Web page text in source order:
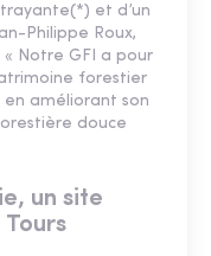
et d’un
Philippe Roux,
« Notre GFI a pour
forestier
améliorant son
douce
un site